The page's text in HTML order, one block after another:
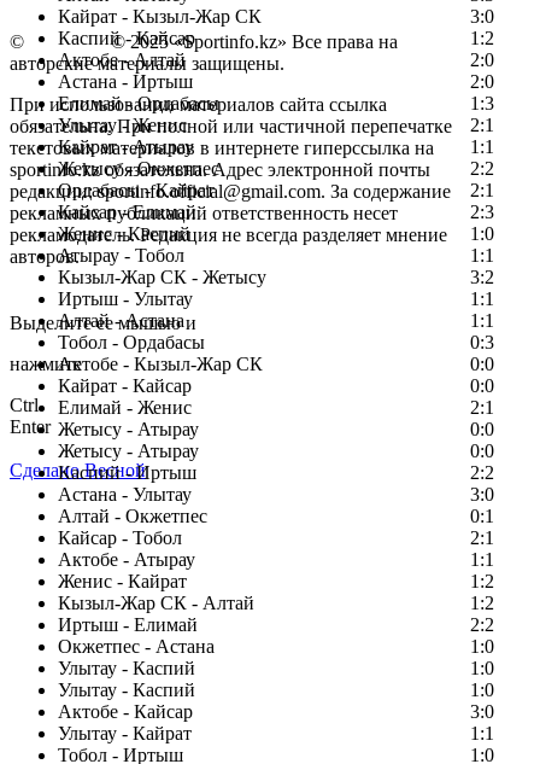
Кайрат - Кызыл-Жар СК
3:0
Каспий - Кайсар
1:2
Актобе - Алтай
2:0
Астана - Иртыш
2:0
Елимай - Ордабасы
1:3
Улытау - Женис
2:1
Кайрат - Атырау
1:1
Жетысу - Окжетпес
2:2
Ордабасы - Кайрат
2:1
Кайсар - Елимай
2:3
Женис - Каспий
1:0
Атырау - Тобол
1:1
Кызыл-Жар СК - Жетысу
3:2
Иртыш - Улытау
1:1
Алтай - Астана
1:1
Тобол - Ордабасы
0:3
Актобе - Кызыл-Жар СК
0:0
Кайрат - Кайсар
0:0
Елимай - Женис
2:1
Жетысу - Атырау
0:0
Жетысу - Атырау
0:0
Каспий - Иртыш
2:2
Астана - Улытау
3:0
Алтай - Окжетпес
0:1
Кайсар - Тобол
2:1
Актобе - Атырау
1:1
Женис - Кайрат
1:2
Кызыл-Жар СК - Алтай
1:2
Иртыш - Елимай
2:2
Окжетпес - Астана
1:0
Улытау - Каспий
1:0
Улытау - Каспий
1:0
Актобе - Кайсар
3:0
Улытау - Кайрат
1:1
Тобол - Иртыш
1:0
© Copyright© 2025 «Sportinfo.kz» Все права на
авторские материалы защищены.
При использовании материалов сайта ссылка
обязательна. При полной или частичной перепечатке
текстовых материалов в интернете гиперссылка на
sportinfo.kz обязательна. Адрес электронной почты
редакции: sportinfo.official@gmail.com. За содержание
рекламных публикаций ответственность несет
рекламодатель. Редакция не всегда разделяет мнение
авторов.
Заметили ошибку в тексте?
Выделите ее мышью и
нажмите
Ctrl
Enter
Сделано Весной